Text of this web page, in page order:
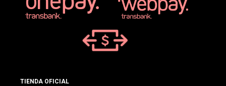
TIENDA OFICIAL